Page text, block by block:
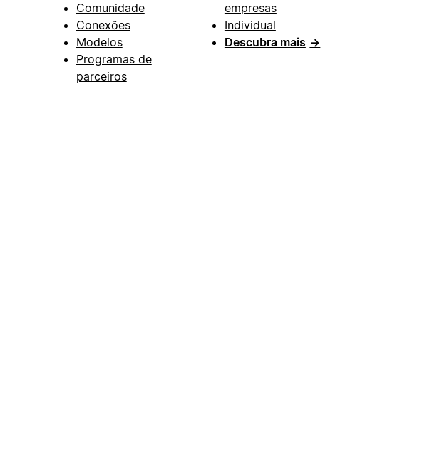
Comunidade
Conexões
Modelos
Programas de
parceiros
empresas
Individual
Descubra mais →